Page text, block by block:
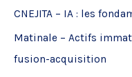
r
:
CNEJITA – IA : les
Matinale – Actifs
fusion-acquisition